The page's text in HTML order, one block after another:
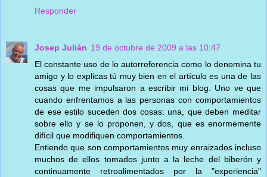
Responder
Josep Julián 19 de octubre de 2009 a las 10:47
El constante uso de lo autorreferencia como lo denomina tu
amigo y lo explicas tú muy bien en el artículo es una de las
cosas que me impulsaron a escribir mi blog. Uno ve que
cuando enfrentamos a las personas con comportamientos
de ese estilo suceden dos cosas: una, que deben meditar
sobre ello y se lo proponen, y dos, que es enormemente
difícil que modifiquen comportamientos.
Entiendo que son comportamientos muy enraizados incluso
muchos de ellos tomados junto a la leche del biberón y
continuamente retroalimentados por la "experiencia"